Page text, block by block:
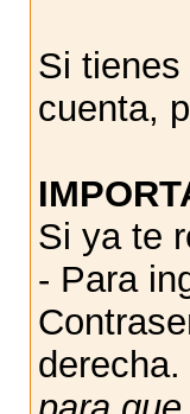
Si
cuenta,
Si ya te
- Para
derecha.